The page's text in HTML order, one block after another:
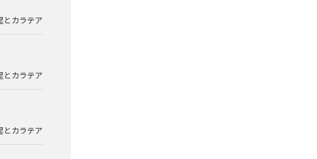
とカラテア
とカラテア
とカラテア